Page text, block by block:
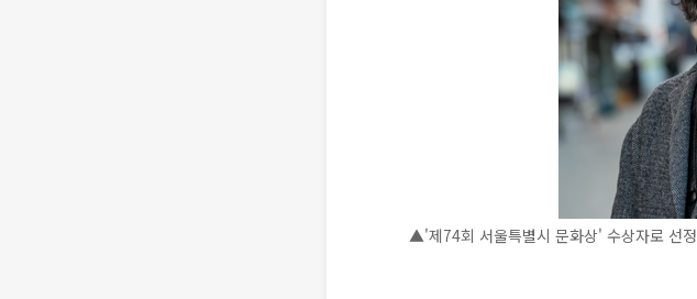
▲'제74회 서울특별시 문화상' 수상자로 선